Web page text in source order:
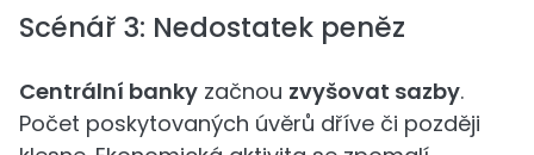
Scénář 3: Nedostatek peněz
Centrální banky začnou zvyšovat sazby.
Počet poskytovaných úvěrů dříve či později